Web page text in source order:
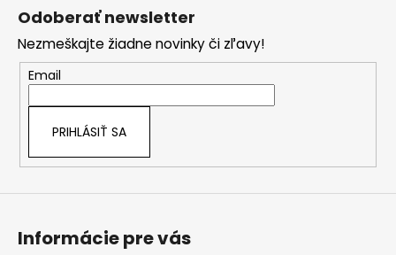
Odoberať newsletter
Nezmeškajte žiadne novinky či zľavy!
Email
PRIHLÁSIŤ SA
Informácie pre vás